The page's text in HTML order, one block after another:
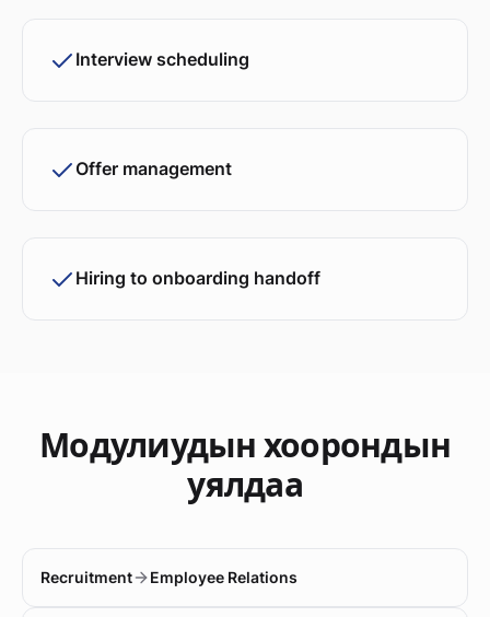
Interview scheduling
Offer management
Hiring to onboarding handoff
Модулиудын хоорондын
уялдаа
Recruitment Employee Relations